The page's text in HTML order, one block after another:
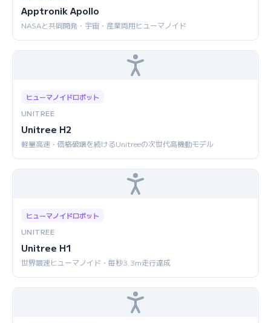
Apptronik Apollo
NASAと共同開発・宇宙・産業両用ヒューマノイド
ヒューマノイドロボット
UNITREE
Unitree H2
軽量高速・価格破壊を続けるUnitreeの次世代高機動モデル
ヒューマノイドロボット
UNITREE
Unitree H1
世界最速ヒューマノイド・毎秒3.3m走行達成